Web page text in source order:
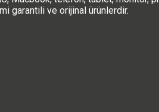
garantili ve orijinal ürünlerdir.